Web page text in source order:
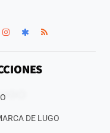
DE LUGO